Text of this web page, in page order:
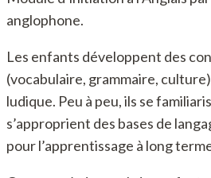
anglophone.
Les enfants développent des
(vocabulaire, grammaire,
ludique. Peu à peu, ils se
s’approprient des bases de
pour l’apprentissage à long